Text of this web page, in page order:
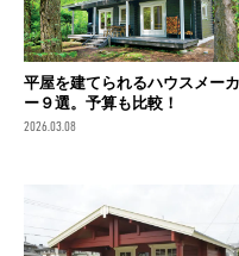
平屋を建てられるハウスメーカ
ー９選。予算も比較！
2026.03.08